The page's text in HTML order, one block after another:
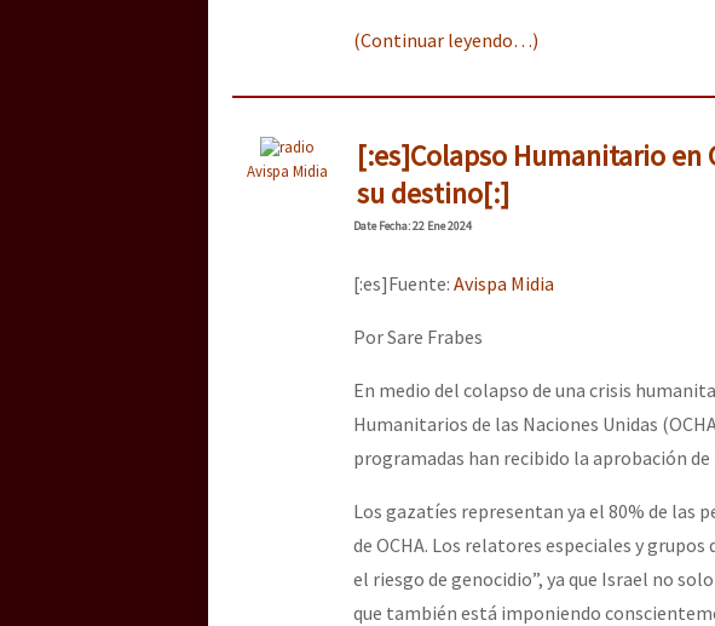
(Continuar leyendo…)
Avispa Midia
[:es]Colapso Humanitario en
su destino[:]
DateFecha: 22 Ene 2024
[:es]Fuente: Avispa Midia
Por Sare Frabes
En medio del colapso de una crisis
Humanitarios de las Naciones Unidas
programadas han recibido la aprobación
Los gazatíes representan ya el 80% de las
de OCHA. Los relatores especiales y
el riesgo de genocidio”, ya que Israel no
que también está imponiendo